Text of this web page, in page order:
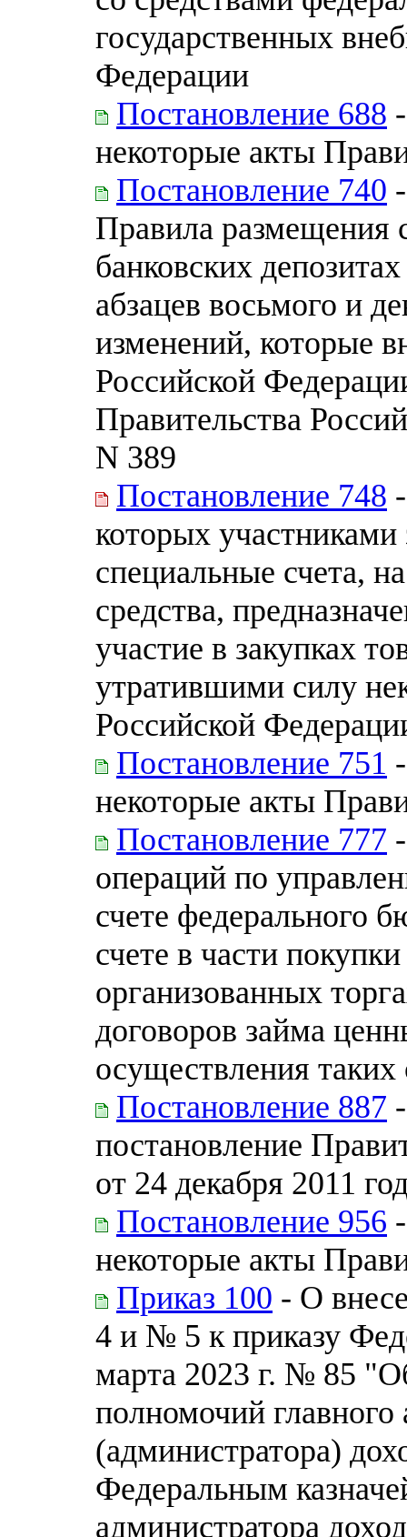
государственных
Федерации
Постановление 688
некоторые акты
Постановление 740
Правила размещения
банковских
абзацев восьмого и
изменений, которые
Российской
Правительства
N 389
Постановление 748
которых
специальные счета,
средства,
участие в закупках
утратившими силу
Российской
Постановление 751
некоторые акты
Постановление 777
операций по
счете федерального
счете в части
организованных
договоров займа
осуществления таких
Постановление 887
постановление
от 24 декабря 2011
Постановление 956
некоторые акты
Приказ 100 - О
4 и № 5 к приказу
марта 2023 г. № 85
полномочий главного
(администратора)
Федеральным
администратора